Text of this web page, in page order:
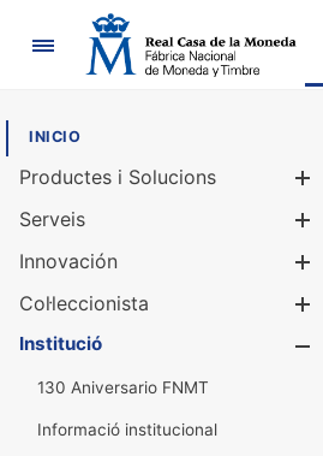
Navegació
INICIO
Productes i Solucions
Serveis
Innovación
Col·leccionista
Institució
130 Aniversario FNMT
Informació institucional